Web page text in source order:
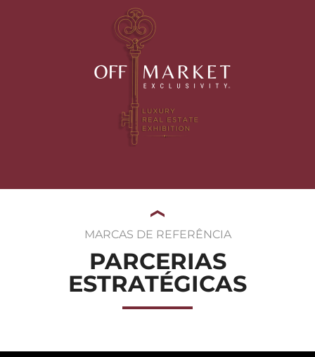
MARCAS DE REFERÊNCIA
PARCERIAS
ESTRATÉGICAS